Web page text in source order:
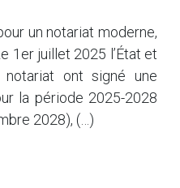
un notariat moderne,
1er juillet 2025 l’État et
notariat ont signé une
la période 2025-2028
2028), (…)